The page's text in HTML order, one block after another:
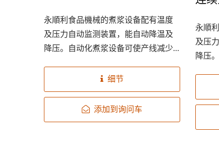
永順利食品機械的煮浆设备配有温度
及压力自动监测装置，能自动降温及
降压。自动化煮浆设备可使产线减少
煮浆设备完全自动化操作，简单达成
以下所需。
细节
添加到询问车
永順
及压
降压
保有
豆浆